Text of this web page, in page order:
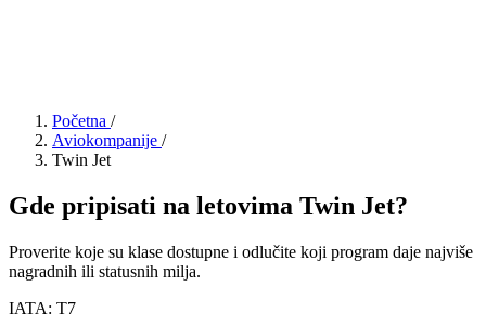
Početna /
Aviokompanije /
Twin Jet
Gde pripisati na letovima Twin Jet?
Proverite koje su klase dostupne i odlučite koji program daje najviše
nagradnih ili statusnih milja.
IATA: T7